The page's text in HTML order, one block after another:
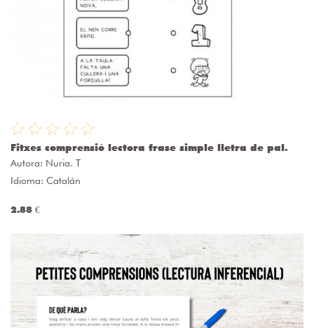
Fitxes comprensió lectora frase simple lletra de pal.
Autora: Nuria. T
Idioma: Catalán
2.88 €